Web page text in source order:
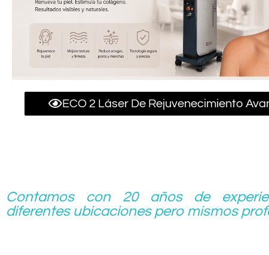
ECO 2 Láser De Rejuvenecimiento
Contamos con 20 años de
diferentes ubicaciones pero mismos